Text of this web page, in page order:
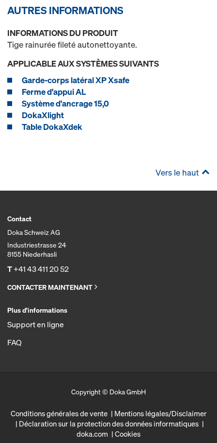
AUTRES INFORMATIONS
INFORMATIONS DU PRODUIT
Tige rainurée fileté autonettoyante.
APPLICABLE AUX SYSTÈMES SUIVANTS
Garde-corps latéral XP Xsafe
Ferme d'appui AL
Système d'ancrage 15,0
DokaXlight
Table DokaXdek
Vers le haut
Contact
Doka Schweiz AG
Industriestrasse 24
8155 Niederhasli
T+41 43 411 20 52
CONTACTER MAINTENANT
Plus d'informations
Support en ligne
FAQ
Copyright © Doka GmbH
Conditions générales de vente
Mentions légales/Disclaimer
Déclaration sur la protection des données informatiques
doka.com
Cookies